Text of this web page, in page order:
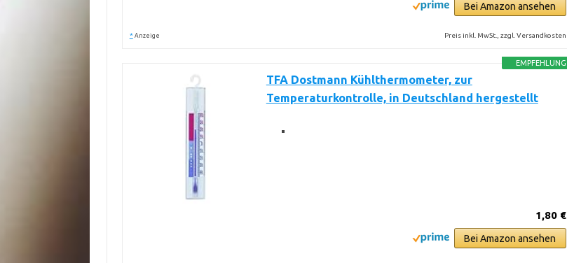
Bei Amazon ansehen
* Anzeige Preis inkl. MwSt., zzgl. Versandkosten
EMPFEHLUNG
TFA Dostmann Kühlthermometer, zur
Temperaturkontrolle, in Deutschland hergestellt
1,80 €
Bei Amazon ansehen